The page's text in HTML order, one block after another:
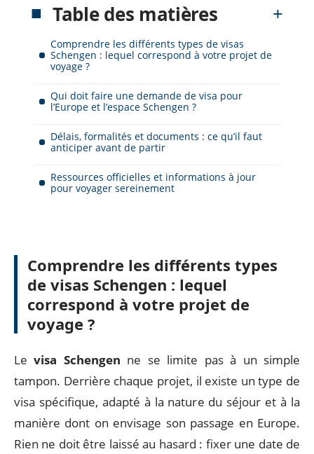
Table des matières
Comprendre les différents types de visas
Schengen : lequel correspond à votre projet de
voyage ?
Qui doit faire une demande de visa pour
l’Europe et l’espace Schengen ?
Délais, formalités et documents : ce qu’il faut
anticiper avant de partir
Ressources officielles et informations à jour
pour voyager sereinement
Comprendre les différents types
de visas Schengen : lequel
correspond à votre projet de
voyage ?
Levisa Schengen ne se limite pas à un simple
tampon. Derrière chaque projet, il existe un type de
visa spécifique, adapté à la nature du séjour et à la
manière dont on envisage son passage en Europe.
Rien ne doit être laissé au hasard : fixer une date de